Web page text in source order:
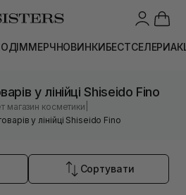
ДІММЕРЧНОВИНКИБЕСТСЕЛЕРИ
у лінійці Shiseido Fino
магазин косметики
у лінійці Shiseido Fino
Сортувати